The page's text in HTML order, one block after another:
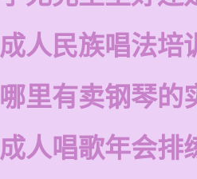
人民族唱法培
里有卖钢琴的
人唱歌年会排